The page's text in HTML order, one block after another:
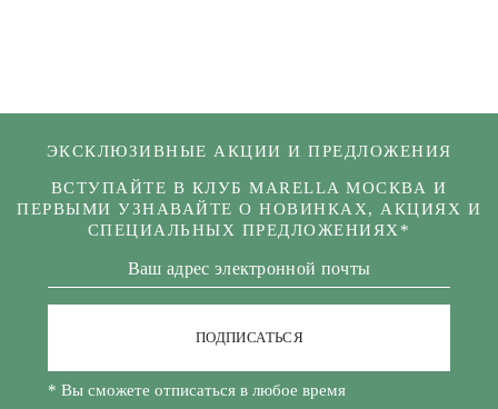
ЭКСКЛЮЗИВНЫЕ АКЦИИ И ПРЕДЛОЖЕНИЯ
ВСТУПАЙТЕ В КЛУБ MARELLA МОСКВА И
ПЕРВЫМИ УЗНАВАЙТЕ О НОВИНКАХ, АКЦИЯХ И
СПЕЦИАЛЬНЫХ ПРЕДЛОЖЕНИЯХ*
ПОДПИСАТЬСЯ
* Вы сможете отписаться в любое время